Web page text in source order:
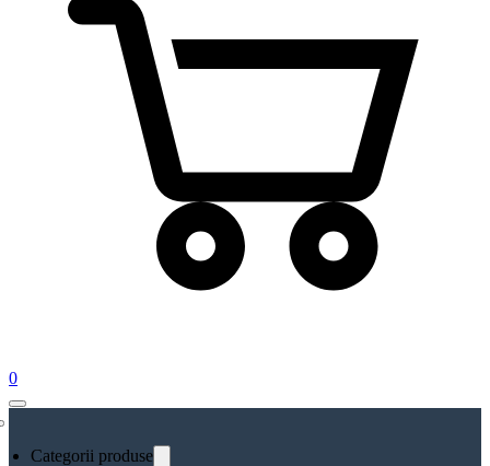
0
Categorii produse